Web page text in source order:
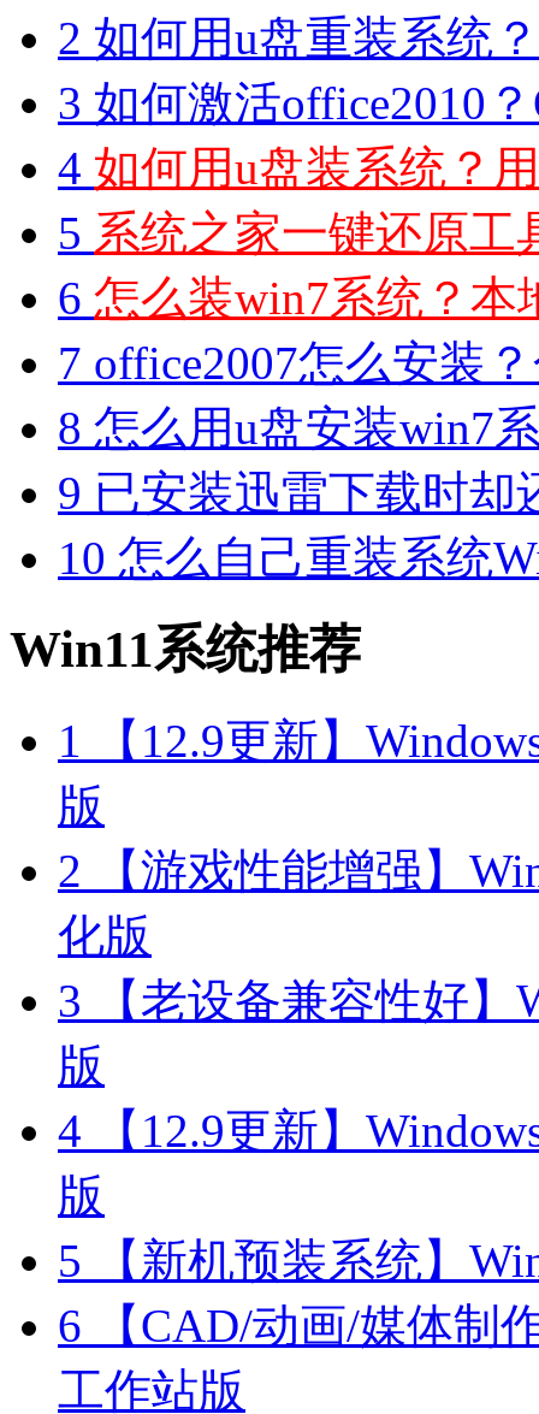
2 如何用u盘重装系统
3 如何激活office2010
4 如何用u盘装系统？
5 系统之家一键还原工
6 怎么装win7系统？本
7 office2007怎么安装
8 怎么用u盘安装win7
9 已安装迅雷下载时却
10 怎么自己重装系统
Win11系统推荐
1
【12.9更新】
版
2 【游戏性能增强】
化版
3 【老设备兼容性好】
版
4 【12.9更新】
版
5 【新机预装系统】
6 【CAD/动画/媒体制
工作站版